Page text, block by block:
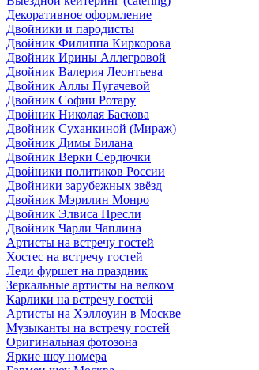
Декоративное оформление
Двойники и пародисты
Двойник Филиппа Киркорова
Двойник Ирины Аллегровой
Двойник Валерия Леонтьева
Двойник Аллы Пугачевой
Двойник Софии Ротару
Двойник Николая Баскова
Двойник Суханкиной (Мираж)
Двойник Димы Билана
Двойник Верки Сердючки
Двойники политиков России
Двойники зарубежных звёзд
Двойник Мэрилин Монро
Двойник Элвиса Пресли
Двойник Чарли Чаплина
Артисты на встречу гостей
Хостес на встречу гостей
Леди фуршет на праздник
Зеркальные артисты на велком
Карлики на встречу гостей
Артисты на Хэллоуин в Москве
Музыканты на встречу гостей
Оригинальная фотозона
Яркие шоу номера